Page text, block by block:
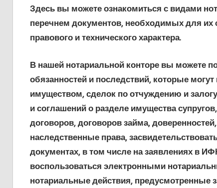
Здесь вы можете ознакомиться с видами
перечнем документов, необходимых для их
правового и технического характера.
В нашей нотариальной конторе вы можете
обязанностей и последствий, которые
имуществом, сделок по отчуждению и
и соглашений о разделе имущества
договоров, договоров займа,
наследственные права,
документах, в том числе на заявлениях в
воспользоваться электронными
нотариальные действия, предусмотренные